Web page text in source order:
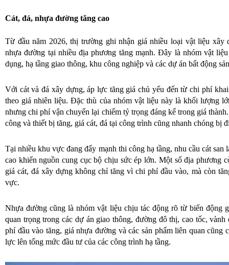
Cát, đá, nhựa đường tăng cao
Từ đầu năm 2026, thị trường ghi nhận giá nhiều loại vật liệu xây
nhựa đường tại nhiều địa phương tăng mạnh. Đây là nhóm vật
dụng, hạ tầng giao thông, khu công nghiệp và các dự án bất động
Với cát và đá xây dựng, áp lực tăng giá chủ yếu đến từ chi phí
theo giá nhiên liệu. Đặc thù của nhóm vật liệu này là khối lượng
nhưng chi phí vận chuyển lại chiếm tỷ trọng đáng kể trong giá
công và thiết bị tăng, giá cát, đá tại công trình cũng nhanh chóng bị
Tại nhiều khu vực đang đẩy mạnh thi công hạ tầng, nhu cầu cát san
cao khiến nguồn cung cục bộ chịu sức ép lớn. Một số địa phương
giá cát, đá xây dựng không chỉ tăng vì chi phí đầu vào, mà còn
vực.
Nhựa đường cũng là nhóm vật liệu chịu tác động rõ từ biến động
quan trọng trong các dự án giao thông, đường đô thị, cao tốc,
phí đầu vào tăng, giá nhựa đường và các sản phẩm liên quan cũng
lực lên tổng mức đầu tư của các công trình hạ tầng.